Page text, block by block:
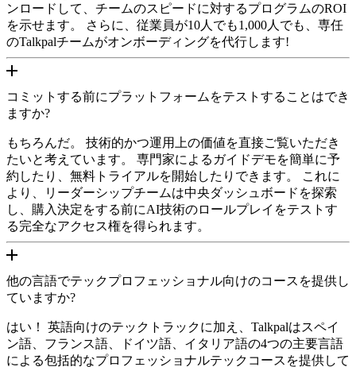
ンロードして、チームのスピードに対するプログラムのROI
を示せます。 さらに、従業員が10人でも1,000人でも、専任
のTalkpalチームがオンボーディングを代行します!
コミットする前にプラットフォームをテストすることはでき
ますか?
もちろんだ。 技術的かつ運用上の価値を直接ご覧いただき
たいと考えています。 専門家によるガイドデモを簡単に予
約したり、無料トライアルを開始したりできます。 これに
より、リーダーシップチームは中央ダッシュボードを探索
し、購入決定をする前にAI技術のロールプレイをテストす
る完全なアクセス権を得られます。
他の言語でテックプロフェッショナル向けのコースを提供し
ていますか?
はい！ 英語向けのテックトラックに加え、Talkpalはスペイ
ン語、フランス語、ドイツ語、イタリア語の4つの主要言語
による包括的なプロフェッショナルテックコースを提供して